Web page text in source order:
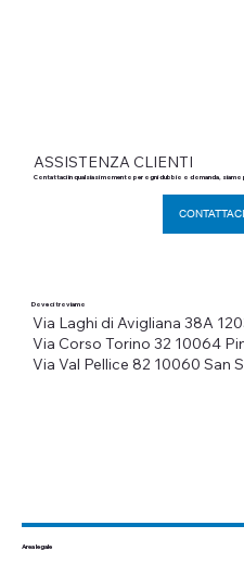
Contattaci in qualsiasi momento per ogni dubbio o domanda,
CONTATTACI
ASSISTENZA CLIENTI
Dove ci troviamo
Via Laghi di Avigliana 38A
Via Val Pellice 82 10060 San
Via Corso Torino 32 10064
Area legale